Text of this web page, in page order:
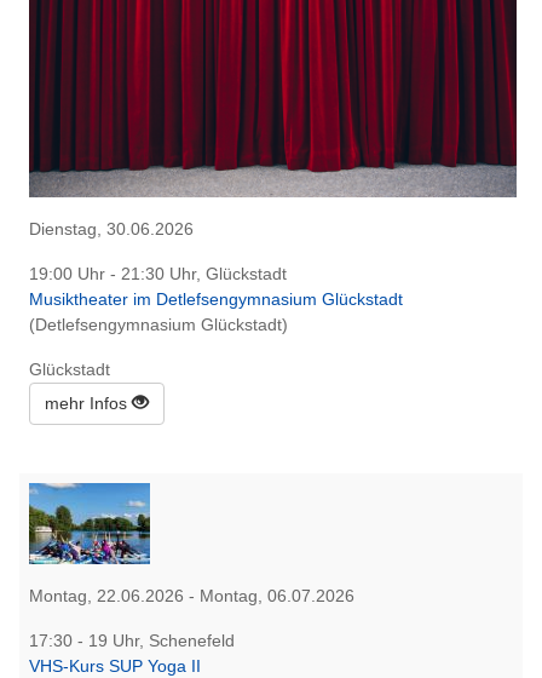
Dienstag, 30.06.2026
19:00 Uhr - 21:30 Uhr, Glückstadt
Musiktheater im Detlefsengymnasium Glückstadt
(Detlefsengymnasium Glückstadt)
Glückstadt
mehr Infos
Montag, 22.06.2026 - Montag, 06.07.2026
17:30 - 19 Uhr, Schenefeld
VHS-Kurs SUP Yoga II